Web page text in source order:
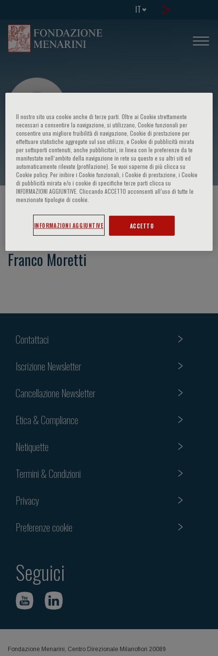
IT
Franco Moretti
HOME PAGE / CORSI ED EVENTI
Franco Moretti
Contattaci
Iscrizione Newsletter
Cancellazione Newsletter
Etica & Compliance
Netiquette
Termini & Condizioni
Privacy
Preferenze cookie
Seguici
Fondazione Menarini, Centro Direzionale Milanofiori 20089
Il nostro sito usa cookie anche di terze parti. Oltre ai Cookie strettamente
necessari a consentire la navigazione, si utilizzano, Cookie funzionali per
consentire una migliore fruibilità di navigazione, Cookie di prestazione per
effettuare statistiche aggregate sul suo utilizzo, e Cookie di pubblicità mirata
per sottoporti contenuti, anche pubblicitari, in linea con le preferenze da te
manifestate nell‘ambito della navigazione in rete su questo e su altri siti ed
automaticamente rilevate (profilazione). Se vuoi saperne di più clicca su
Cookie policy. Per inibire i Cookie funzionali, i Cookie di prestazione, i Cookie
di pubblicità mirata e/o i cookie di specifiche terze parti clicca su
INFORMAZIONI AGGIUNTIVE. Cliccando ACCETTO acconsenti all’uso di tutte le
menzionate tipologie di cookie.
INFORMAZIONI AGGIUNTIVE ACCETTO